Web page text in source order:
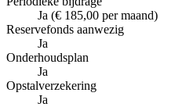
Ja (€ 185,00 per maand)
Reservefonds aanwezig
Ja
Onderhoudsplan
Ja
Opstalverzekering
Ja